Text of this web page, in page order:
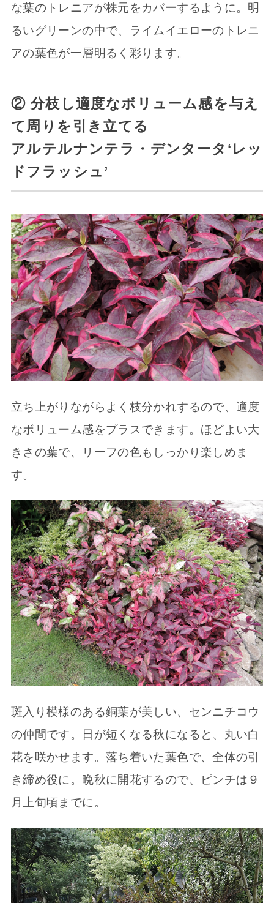
な葉のトレニアが株元をカバーするように。明
るいグリーンの中で、ライムイエローのトレニ
アの葉色が一層明るく彩ります。
② 分枝し適度なボリューム感を与え
て周りを引き立てる
アルテルナンテラ・デンタータ‘レッ
ドフラッシュ’
立ち上がりながらよく枝分かれするので、適度
なボリューム感をプラスできます。ほどよい大
きさの葉で、リーフの色もしっかり楽しめま
す。
斑入り模様のある銅葉が美しい、センニチコウ
の仲間です。日が短くなる秋になると、丸い白
花を咲かせます。落ち着いた葉色で、全体の引
き締め役に。晩秋に開花するので、ピンチは９
月上旬頃までに。